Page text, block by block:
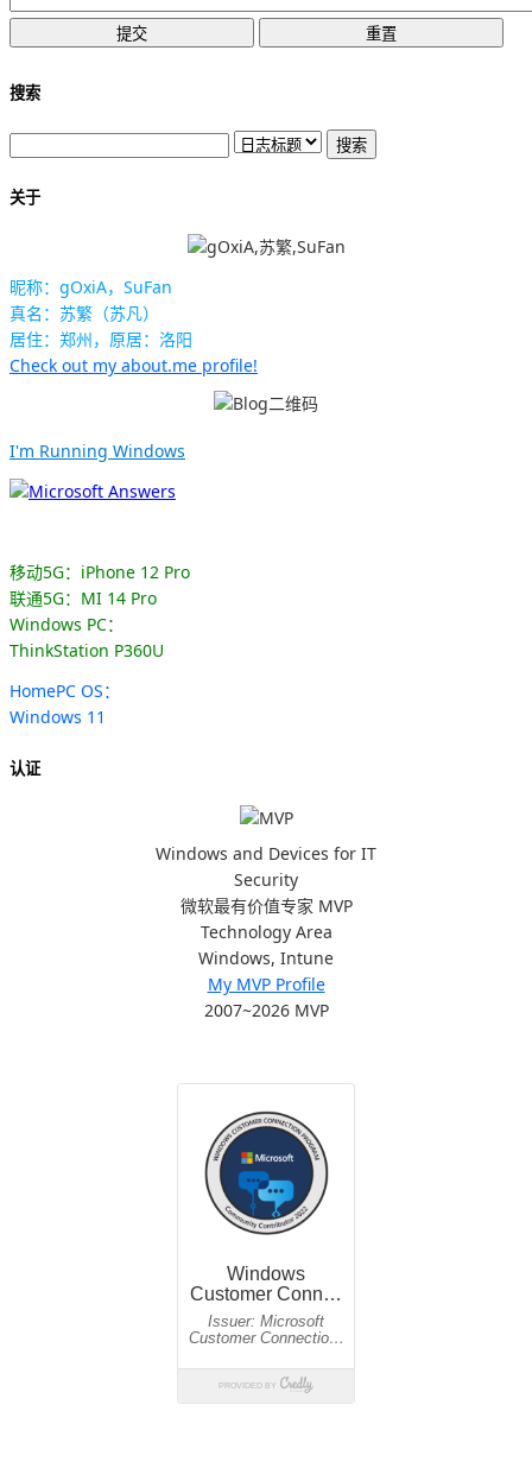
搜索
关于
昵称：gOxiA，SuFan
真名：苏繁（苏凡）
居住：郑州，原居：洛阳
Check out my about.me profile!
I'm Running Windows
移动5G：iPhone 12 Pro
联通5G：MI 14 Pro
Windows PC：
ThinkStation P360U
HomePC OS：
Windows 11
认证
Windows and Devices for IT
Security
微软最有价值专家 MVP
Technology Area
Windows, Intune
My MVP Profile
2007~2026 MVP